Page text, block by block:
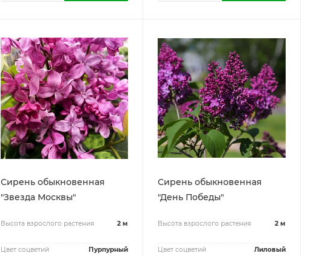
Сирень обыкновенная
"Звезда Москвы"
Высота взрослого растения 2 м
Цвет соцветий Пурпурный
Сирень обыкновенная
"День Победы"
Высота взрослого растения 2 м
Цвет соцветий Лиловый